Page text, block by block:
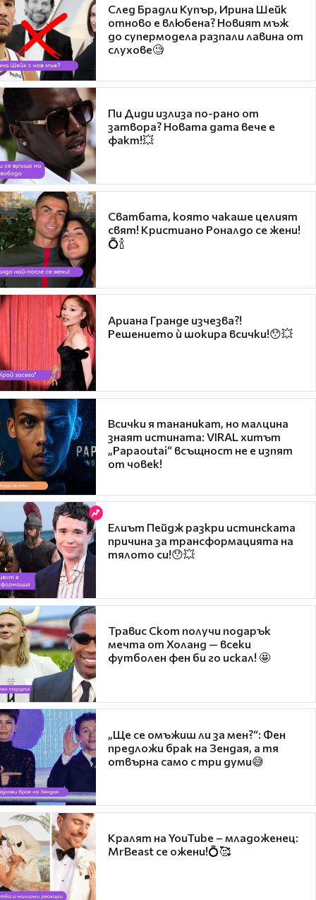
След Брадли Купър, Ирина Шейк
отново е влюбена? Новият мъж
до супермодела разпали лавина от
слухове🧐
Пи Диди излиза по-рано от
затвора? Новата дата вече е
факт!💥
Сватбата, която чакаше целият
свят! Кристиано Роналдо се жени!
💍🍾
Ариана Гранде изчезва?!
Решението ѝ шокира всички!😯💥
Всички я тананикат, но малцина
знаят истината: VIRAL хитът
„Papaoutai“ всъщност не е изпят
от човек!
Елиът Пейдж разкри истинската
причина за трансформацията на
тялото си!😯💥
Травис Скот получи подарък
мечта от Холанд — всеки
футболен фен би го искал! 🤩
„Ще се омъжиш ли за мен?“: Фен
предложи брак на Зендая, а тя
отвърна само с три думи😅
Кралят на YouTube – младоженец:
MrBeast се ожени!💍🥰